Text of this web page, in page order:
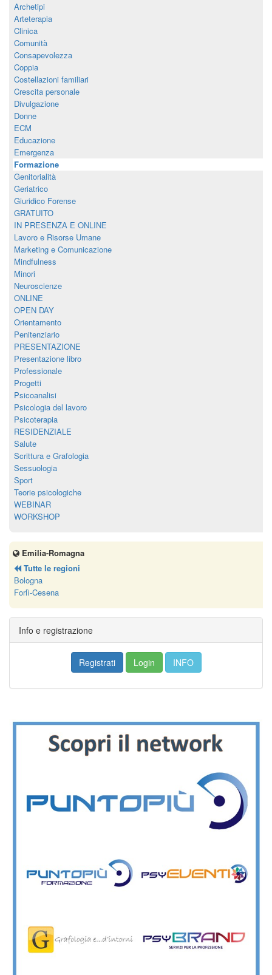
Archetipi
Arteterapia
Clinica
Comunità
Consapevolezza
Coppia
Costellazioni familiari
Crescita personale
Divulgazione
Donne
ECM
Educazione
Emergenza
Formazione
Genitorialità
Geriatrico
Giuridico Forense
GRATUITO
IN PRESENZA E ONLINE
Lavoro e Risorse Umane
Marketing e Comunicazione
Mindfulness
Minori
Neuroscienze
ONLINE
OPEN DAY
Orientamento
Penitenziario
PRESENTAZIONE
Presentazione libro
Professionale
Progetti
Psicoanalisi
Psicologia del lavoro
Psicoterapia
RESIDENZIALE
Salute
Scrittura e Grafologia
Sessuologia
Sport
Teorie psicologiche
WEBINAR
WORKSHOP
Emilia-Romagna
Tutte le regioni
Bologna
Forlì-Cesena
Info e registrazione
Registrati Login INFO